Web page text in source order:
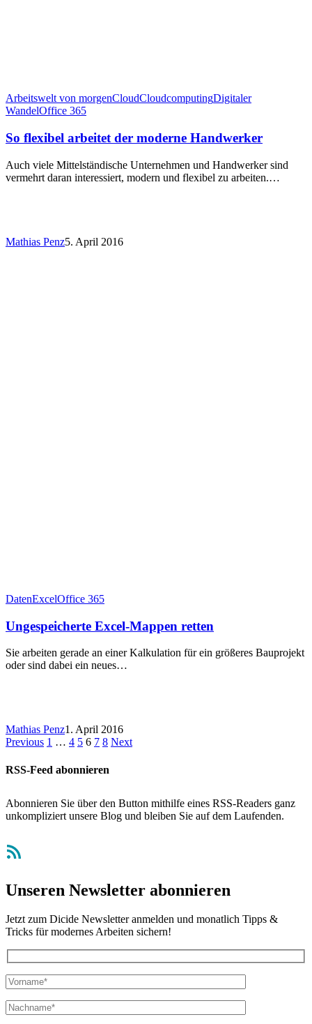
Arbeitswelt von morgenCloudCloudcomputingDigitaler
WandelOffice 365
So flexibel arbeitet der moderne Handwerker
Auch viele Mittelständische Unternehmen und Handwerker sind
vermehrt daran interessiert, modern und flexibel zu arbeiten.…
Mathias Penz5. April 2016
DatenExcelOffice 365
Ungespeicherte Excel-Mappen retten
Sie arbeiten gerade an einer Kalkulation für ein größeres Bauprojekt
oder sind dabei ein neues…
Mathias Penz1. April 2016
Previous 1 … 4 5 6 7 8 Next
RSS-Feed abonnieren
Abonnieren Sie über den Button mithilfe eines RSS-Readers ganz
unkompliziert unsere Blog und bleiben Sie auf dem Laufenden.
RSS-Feed
Unseren Newsletter abonnieren
Jetzt zum Dicide Newsletter anmelden und monatlich Tipps &
Tricks für modernes Arbeiten sichern!